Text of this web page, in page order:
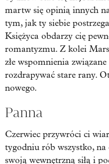
martw się opinią innych
tym, jak ty siebie
Księżyca obdarzy cię
romantyzmu. Z kolei
złe wspomnienia
rozdrapywać stare rany.
nowego.
Panna
Czerwiec przywróci ci
tygodniu rób wszystko,
swoją wewnętrzną siłą i